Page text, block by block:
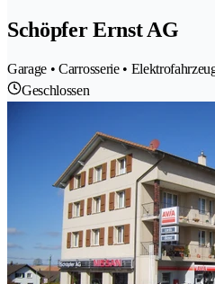
Schöpfer Ernst AG
Garage • Carrosserie •
Geschlossen